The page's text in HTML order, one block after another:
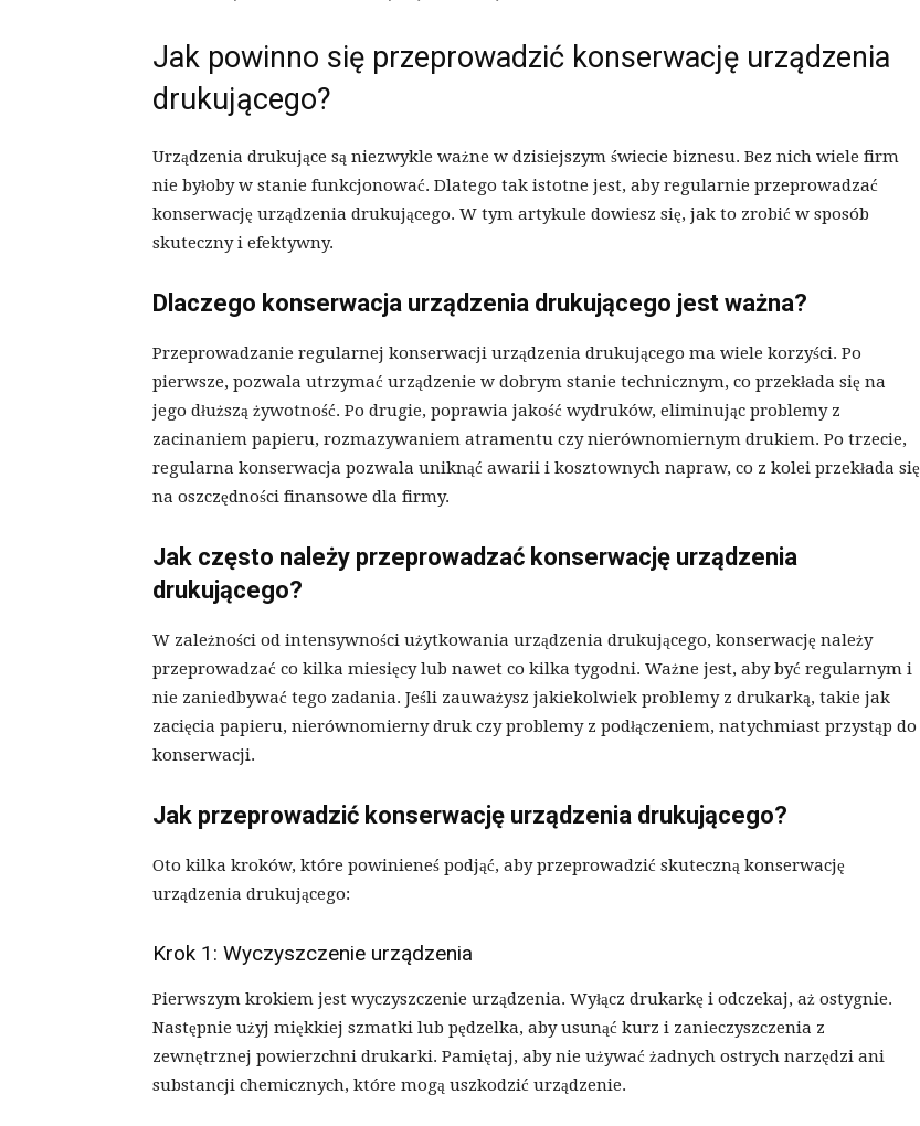
Jak powinno się przeprowadzić konserwację urządzenia
drukującego?
Urządzenia drukujące są niezwykle ważne w dzisiejszym świecie biznesu. Bez nich wiele firm
nie byłoby w stanie funkcjonować. Dlatego tak istotne jest, aby regularnie przeprowadzać
konserwację urządzenia drukującego. W tym artykule dowiesz się, jak to zrobić w sposób
skuteczny i efektywny.
Dlaczego konserwacja urządzenia drukującego jest ważna?
Przeprowadzanie regularnej konserwacji urządzenia drukującego ma wiele korzyści. Po
pierwsze, pozwala utrzymać urządzenie w dobrym stanie technicznym, co przekłada się na
jego dłuższą żywotność. Po drugie, poprawia jakość wydruków, eliminując problemy z
zacinaniem papieru, rozmazywaniem atramentu czy nierównomiernym drukiem. Po trzecie,
regularna konserwacja pozwala uniknąć awarii i kosztownych napraw, co z kolei przekłada się
na oszczędności finansowe dla firmy.
Jak często należy przeprowadzać konserwację urządzenia
drukującego?
W zależności od intensywności użytkowania urządzenia drukującego, konserwację należy
przeprowadzać co kilka miesięcy lub nawet co kilka tygodni. Ważne jest, aby być regularnym i
nie zaniedbywać tego zadania. Jeśli zauważysz jakiekolwiek problemy z drukarką, takie jak
zacięcia papieru, nierównomierny druk czy problemy z podłączeniem, natychmiast przystąp do
konserwacji.
Jak przeprowadzić konserwację urządzenia drukującego?
Oto kilka kroków, które powinieneś podjąć, aby przeprowadzić skuteczną konserwację
urządzenia drukującego:
Krok 1: Wyczyszczenie urządzenia
Pierwszym krokiem jest wyczyszczenie urządzenia. Wyłącz drukarkę i odczekaj, aż ostygnie.
Następnie użyj miękkiej szmatki lub pędzelka, aby usunąć kurz i zanieczyszczenia z
zewnętrznej powierzchni drukarki. Pamiętaj, aby nie używać żadnych ostrych narzędzi ani
substancji chemicznych, które mogą uszkodzić urządzenie.